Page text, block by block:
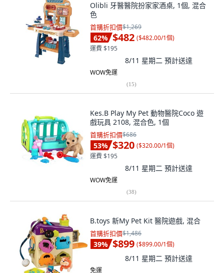
Olibli 牙醫醫院扮家家酒桌, 1個, 混合
色
首購折扣價$1,269
62% $482 ($482.00/1個)
運費 $195
8/11 星期二 預計送達
WOW免運
(15)
Kes.B Play My Pet 動物醫院Coco 遊
戲玩具 2108, 混合色, 1個
首購折扣價$686
53% $320 ($320.00/1個)
運費 $195
8/11 星期二 預計送達
WOW免運
(38)
B.toys 新My Pet Kit 醫院遊戲, 混合
首購折扣價$1,486
39% $899 ($899.00/1個)
8/11 星期二 預計送達
免運